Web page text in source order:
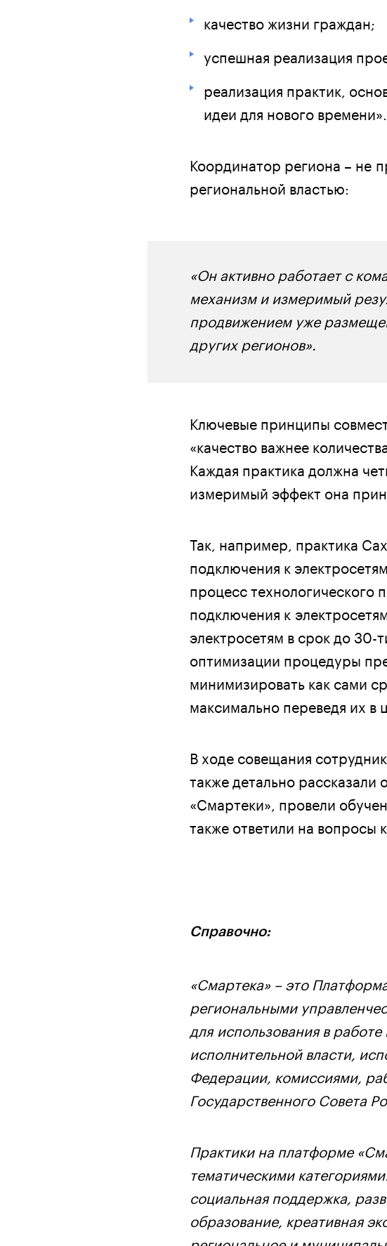
качество жизни граждан;
успешная реализация
реализация практик,
идеи для нового времени».
Координатор региона – не
региональной властью:
«Он активно работает с
механизм и измеримый
продвижением уже
других регионов».
Ключевые принципы
«качество важнее
Каждая практика должна
измеримый эффект она
Так, например, практика
подключения к
процесс технологического
подключения к
электросетям в срок до 30-
оптимизации процедуры
минимизировать как сами
максимально переведя их в
В ходе совещания
также детально
«Смартеки», провели
также ответили на вопросы
Справочно:
«Смартека» – это
региональными
для использования в
исполнительной власти,
Федерации, комиссиями,
Государственного Совета
Практики на платформе
тематическими
социальная поддержка,
образование, креативная